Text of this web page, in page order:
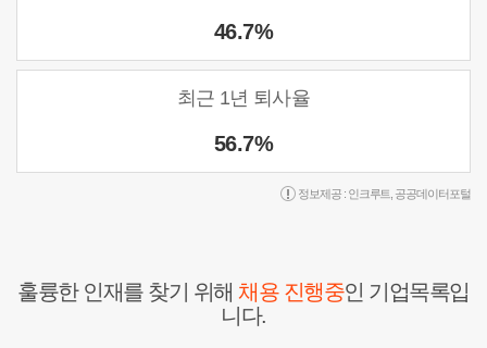
46.7%
최근 1년 퇴사율
56.7%
정보제공 : 인크루트 공공데이터포털
훌륭한 인재를 찾기 위해채용 진행중인 기업목록입
니다.